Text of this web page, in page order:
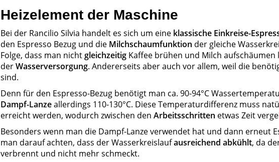
Heizelement der Maschine
Bei der Rancilio Silvia handelt es sich um eine klassische Einkreise-
den Espresso Bezug und die Milchschaumfunktion der gleiche
Folge, dass man nichtgleichzeitigKaffee brühen und Milch
derWasserversorgung. Andererseits aber auch vor allem, weil die
sind.
Denn für den Espresso-Bezug benötigt man ca. 90-94°C
Dampf-Lanzeallerdings 110-130°C. Diese Temperaturdifferenz muss
erreicht werden, wodurch zwischen den Arbeitsschritten etwas Zeit
Besonders wenn man die Dampf-Lanze verwendet hat und dann erneut
man darauf achten, dass der Wasserkreislaufausreichend abkühlt, da
verbrennt und nicht mehr schmeckt.